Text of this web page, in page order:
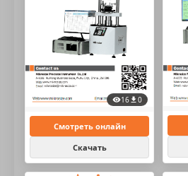
16 0
Смотреть онлайн
Скачать